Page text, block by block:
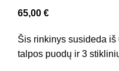
65,00 €
Šis rinkinys susideda
talpos puodų ir 3